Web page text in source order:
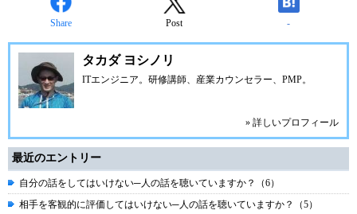
Share Post -
タカダ ヨシノリ
ITエンジニア。研修講師、産業カウンセラー、PMP。
» 詳しいプロフィール
最近のエントリー
自分の話をしてはいけない─人の話を聴いていますか？（6）
相手を客観的に評価してはいけない─人の話を聴いていますか？（5）